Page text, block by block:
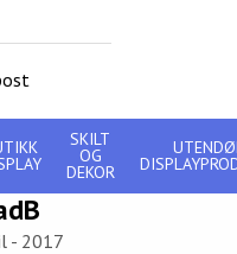
SKILT
OG
DEKOR
- 2017